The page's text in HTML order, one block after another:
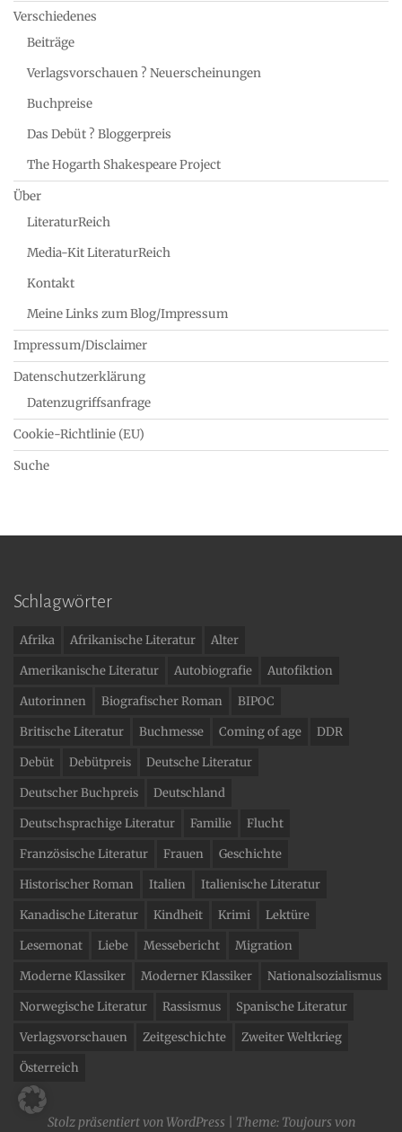
Verschiedenes
Beiträge
Verlagsvorschauen ? Neuerscheinungen
Buchpreise
Das Debüt ? Bloggerpreis
The Hogarth Shakespeare Project
Über
LiteraturReich
Media-Kit LiteraturReich
Kontakt
Meine Links zum Blog/Impressum
Impressum/Disclaimer
Datenschutzerklärung
Datenzugriffsanfrage
Cookie-Richtlinie (EU)
Suche
Schlagwörter
Afrika Afrikanische Literatur
Alter
Amerikanische Literatur
Autobiografie
Autofiktion
Autorinnen
Biografischer Roman
BIPOC
Britische Literatur
Buchmesse Coming of age
DDR
Debüt
Debütpreis
Deutsche Literatur
Deutscher Buchpreis
Deutschland
Deutschsprachige Literatur
Familie
Flucht
Französische Literatur
Frauen
Geschichte
Historischer Roman
Italien
Italienische Literatur
Kanadische Literatur
Kindheit Krimi
Lektüre
Lesemonat
Liebe Messebericht
Migration
Moderne Klassiker
Moderner Klassiker
Nationalsozialismus
Norwegische Literatur
Rassismus
Spanische Literatur
Verlagsvorschauen
Zeitgeschichte
Zweiter Weltkrieg
Österreich
Stolz präsentiert von WordPress Theme: Toujours von